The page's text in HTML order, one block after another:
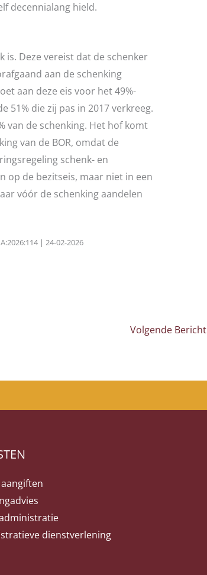
decennialang hield.
Deze vereist dat de schenker
aan de schenking
aan deze eis voor het 49%-
51% die zij pas in 2017 verkreeg.
van de schenking. Het hof komt
van de BOR, omdat de
schenk- en
op de bezitseis, maar niet in een
vóór de schenking aandelen
| 24-02-2026
Volgende Bericht
aangiften
dienstverlening